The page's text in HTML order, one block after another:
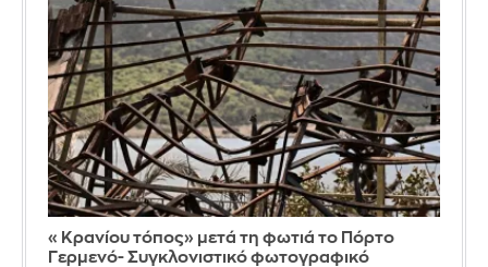
«Κρανίου τόπος» μετά τη φωτιά το Πόρτο
Γερμενό- Συγκλονιστικό φωτογραφικό